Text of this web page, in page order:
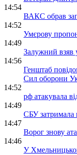
14:54
ВАКС обрав
14:52
Умєрову
14:49
Залужний взяв
14:56
Генштаб
Сил оборони
14:52
рф атакувала
14:49
СБУ затримала
14:47
Ворог знову
14:46
У